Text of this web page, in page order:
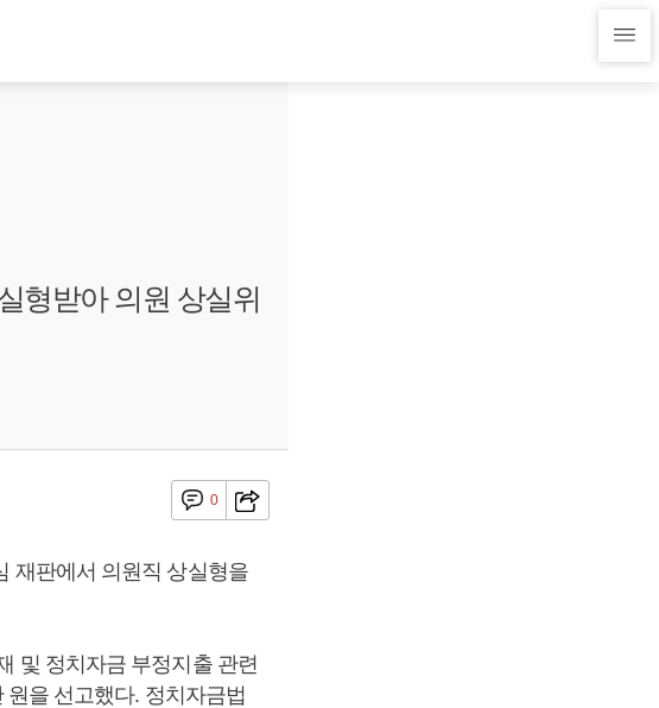
형받아 의원 상실위
0
재판에서 의원직 상실형을
및 정치자금 부정지출 관련
을 선고했다. 정치자금법